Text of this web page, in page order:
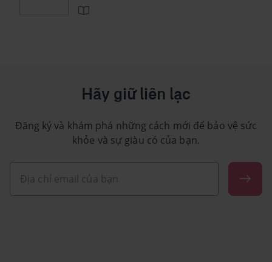
Hãy giữ liên lạc
Đăng ký và khám phá những cách mới để bảo vệ sức
khỏe và sự giàu có của bạn.